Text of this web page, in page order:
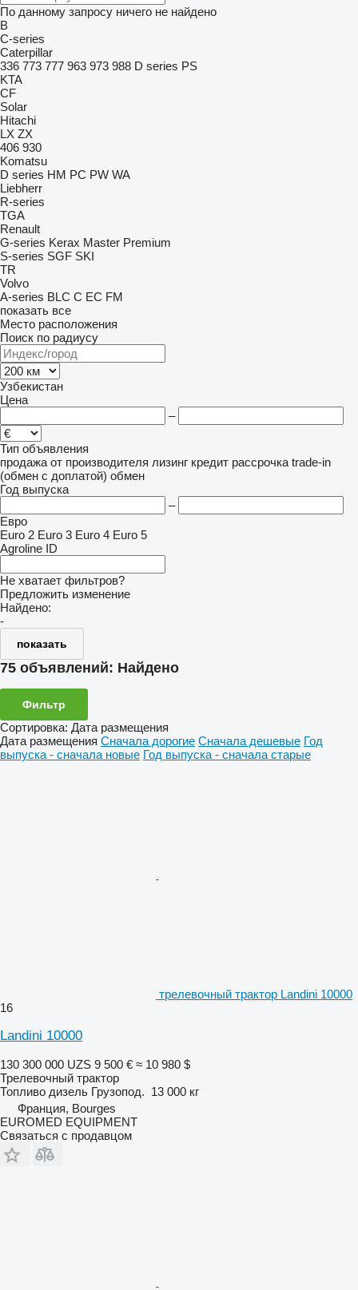
По данному запросу ничего не найдено
B
C-series
Caterpillar
336 773 777 963 973 988 D series PS
KTA
CF
Solar
Hitachi
LX ZX
406 930
Komatsu
D series HM PC PW WA
Liebherr
R-series
TGA
Renault
G-series Kerax Master Premium
S-series SGF SKI
TR
Volvo
A-series BLC C EC FM
показать все
Место расположения
Поиск по радиусу
Узбекистан
Цена
–
Тип объявления
продажа от производителя лизинг кредит рассрочка trade-in
(обмен с доплатой) обмен
Год выпуска
–
Евро
Euro 2 Euro 3 Euro 4 Euro 5
Agroline ID
Не хватает фильтров?
Предложить изменение
Найдено:
-
показать
75 объявлений: Найдено
Фильтр
Сортировка: Дата размещения
Дата размещения Сначала дорогие Сначала дешевые Год
выпуска - сначала новые Год выпуска - сначала старые
трелевочный трактор Landini 10000
16
Landini 10000
130 300 000 UZS 9 500 € ≈ 10 980 $
Трелевочный трактор
Топливо дизель Грузопод. 13 000 кг
Франция, Bourges
EUROMED EQUIPMENT
Связаться с продавцом